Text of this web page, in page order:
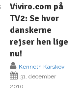
Viviro.com på
TV2: Se hvor
danskerne
rejser hen lige
nu!
Kenneth Karskov
31. december
2010